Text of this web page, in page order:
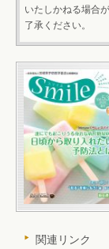
いたしかねる場合
了承ください。
関連リンク